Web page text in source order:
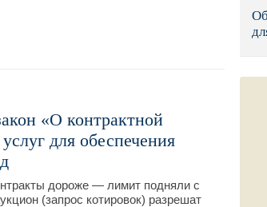
Суд общей
«О контрактной
для обеспечения
дороже — лимит подняли с
(запрос котировок) разрешат